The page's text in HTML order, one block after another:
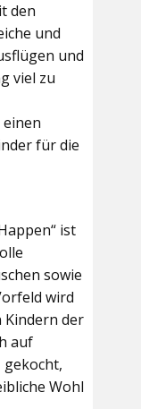
den
und
und
viel zu
für die
ist
sowie
wird
Kindern der
auf
gekocht,
Wohl